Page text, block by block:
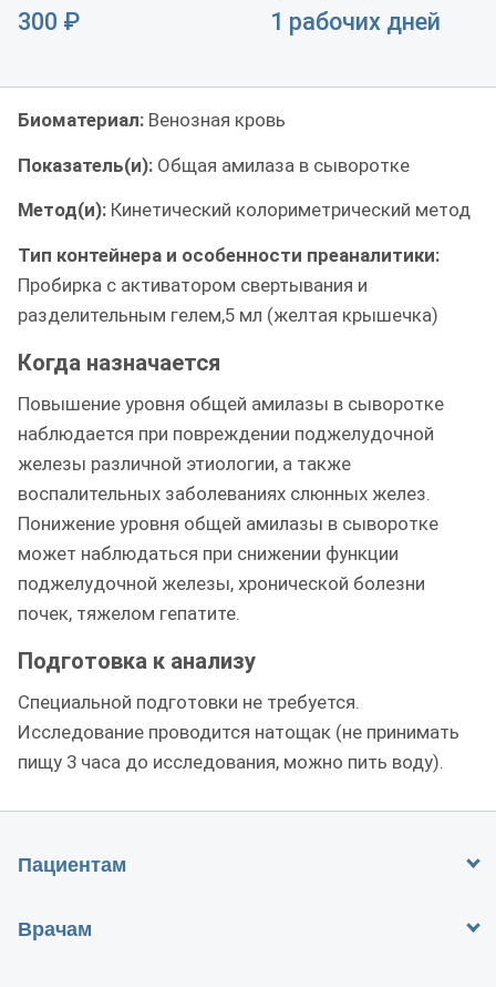
300 ₽ 1 рабочих дней
Биоматериал: Венозная кровь
Показатель(и): Общая амилаза в сыворотке
Метод(и): Кинетический колориметрический метод
Тип контейнера и особенности преаналитики:
Пробирка с активатором свертывания и
разделительным гелем,5 мл (желтая крышечка)
Когда назначается
Повышение уровня общей амилазы в сыворотке
наблюдается при повреждении поджелудочной
железы различной этиологии, а также
воспалительных заболеваниях слюнных желез.
Понижение уровня общей амилазы в сыворотке
может наблюдаться при снижении функции
поджелудочной железы, хронической болезни
почек, тяжелом гепатите.
Подготовка к анализу
Специальной подготовки не требуется.
Исследование проводится натощак (не принимать
пищу 3 часа до исследования, можно пить воду).
Пациентам
Врачам